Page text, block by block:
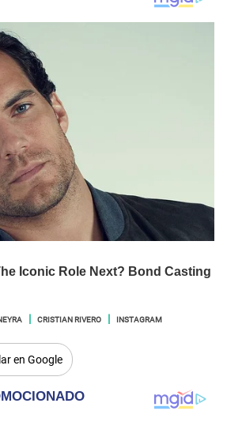
CRISTIAN RIVERO INSTAGRAM
en Google